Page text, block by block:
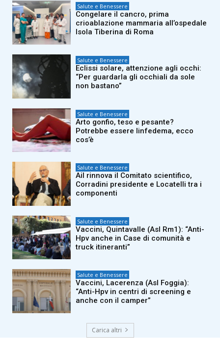
Salute e Benessere
Congelare il cancro, prima
crioablazione mammaria all’ospedale
Isola Tiberina di Roma
Salute e Benessere
Eclissi solare, attenzione agli occhi:
“Per guardarla gli occhiali da sole
non bastano”
Salute e Benessere
Arto gonfio, teso e pesante?
Potrebbe essere linfedema, ecco
cos’è
Salute e Benessere
Ail rinnova il Comitato scientifico,
Corradini presidente e Locatelli tra i
componenti
Salute e Benessere
Vaccini, Quintavalle (Asl Rm1): “Anti-
Hpv anche in Case di comunità e
truck itineranti”
Salute e Benessere
Vaccini, Lacerenza (Asl Foggia):
“Anti-Hpv in centri di screening e
anche con il camper”
Carica altri